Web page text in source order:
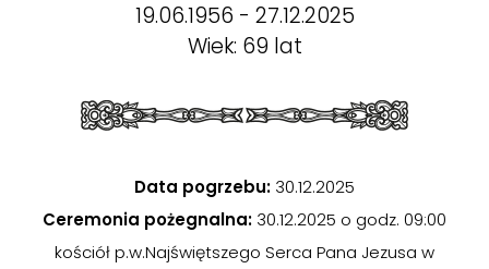
19.06.1956 - 27.12.2025
Wiek: 69 lat
Data pogrzebu: 30.12.2025
Ceremonia pożegnalna: 30.12.2025 o godz. 09:00
kościół p.w.Najświętszego Serca Pana Jezusa w